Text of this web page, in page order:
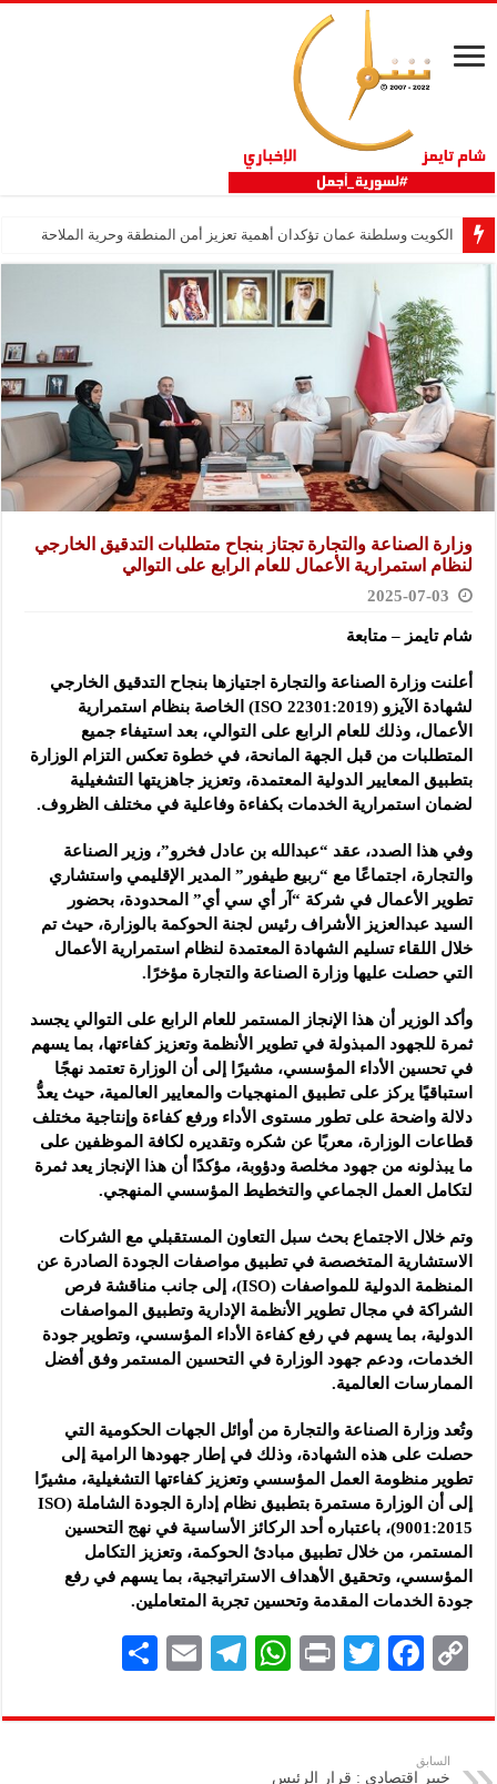
الكويت وسلطنة عمان تؤكدان أهمية تعزيز أمن المنطقة وحرية الملاحة
وزارة الصناعة والتجارة تجتاز بنجاح متطلبات التدقيق الخارجي
لنظام استمرارية الأعمال للعام الرابع على التوالي
2025-07-03
شام تايمز – متابعة
أعلنت وزارة الصناعة والتجارة اجتيازها بنجاح التدقيق الخارجي
لشهادة الآيزو (ISO 22301:2019) الخاصة بنظام استمرارية
الأعمال، وذلك للعام الرابع على التوالي، بعد استيفاء جميع
المتطلبات من قبل الجهة المانحة، في خطوة تعكس التزام الوزارة
بتطبيق المعايير الدولية المعتمدة، وتعزيز جاهزيتها التشغيلية
لضمان استمرارية الخدمات بكفاءة وفاعلية في مختلف الظروف.
وفي هذا الصدد، عقد “عبدالله بن عادل فخرو”، وزير الصناعة
والتجارة، اجتماعًا مع “ربيع طيفور” المدير الإقليمي واستشاري
تطوير الأعمال في شركة “آر أي سي أي” المحدودة، بحضور
السيد عبدالعزيز الأشراف رئيس لجنة الحوكمة بالوزارة، حيث تم
خلال اللقاء تسليم الشهادة المعتمدة لنظام استمرارية الأعمال
التي حصلت عليها وزارة الصناعة والتجارة مؤخرًا.
وأكد الوزير أن هذا الإنجاز المستمر للعام الرابع على التوالي يجسد
ثمرة للجهود المبذولة في تطوير الأنظمة وتعزيز كفاءتها، بما يسهم
في تحسين الأداء المؤسسي، مشيرًا إلى أن الوزارة تعتمد نهجًا
استباقيًا يركز على تطبيق المنهجيات والمعايير العالمية، حيث يعدُّ
دلالة واضحة على تطور مستوى الأداء ورفع كفاءة وإنتاجية مختلف
قطاعات الوزارة، معربًا عن شكره وتقديره لكافة الموظفين على
ما يبذلونه من جهود مخلصة ودؤوبة، مؤكدًا أن هذا الإنجاز يعد ثمرة
لتكامل العمل الجماعي والتخطيط المؤسسي المنهجي.
وتم خلال الاجتماع بحث سبل التعاون المستقبلي مع الشركات
الاستشارية المتخصصة في تطبيق مواصفات الجودة الصادرة عن
المنظمة الدولية للمواصفات (ISO)، إلى جانب مناقشة فرص
الشراكة في مجال تطوير الأنظمة الإدارية وتطبيق المواصفات
الدولية، بما يسهم في رفع كفاءة الأداء المؤسسي، وتطوير جودة
الخدمات، ودعم جهود الوزارة في التحسين المستمر وفق أفضل
الممارسات العالمية.
وتُعد وزارة الصناعة والتجارة من أوائل الجهات الحكومية التي
حصلت على هذه الشهادة، وذلك في إطار جهودها الرامية إلى
تطوير منظومة العمل المؤسسي وتعزيز كفاءتها التشغيلية، مشيرًا
إلى أن الوزارة مستمرة بتطبيق نظام إدارة الجودة الشاملة (ISO
9001:2015)، باعتباره أحد الركائز الأساسية في نهج التحسين
المستمر، من خلال تطبيق مبادئ الحوكمة، وتعزيز التكامل
المؤسسي، وتحقيق الأهداف الاستراتيجية، بما يسهم في رفع
جودة الخدمات المقدمة وتحسين تجربة المتعاملين.
C
p
y
F
eb
T
tt
P
nt
W
at
Te
gr
E
ai
ar
السابق
خبير اقتصادي : قرار الرئيس